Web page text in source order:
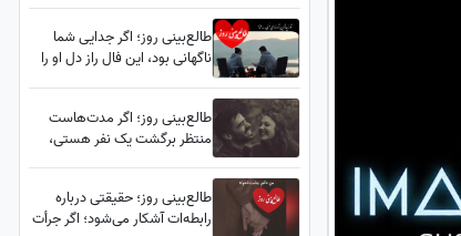
می‌فرسته
طالع‌بینی روز؛ اگر جدایی شما
ناگهانی بود، این فال راز دل او را
طالع‌بینی روز؛ اگر مدت‌هاست
منتظر برگشت یک نفر هستی،
نتوانسته فراموشت کند... /
پنج‌شنبه 25 تیر 1405
طالع‌بینی روز؛ حقیقتی درباره
رابطه‌ات آشکار می‌شود؛ اگر جرأت